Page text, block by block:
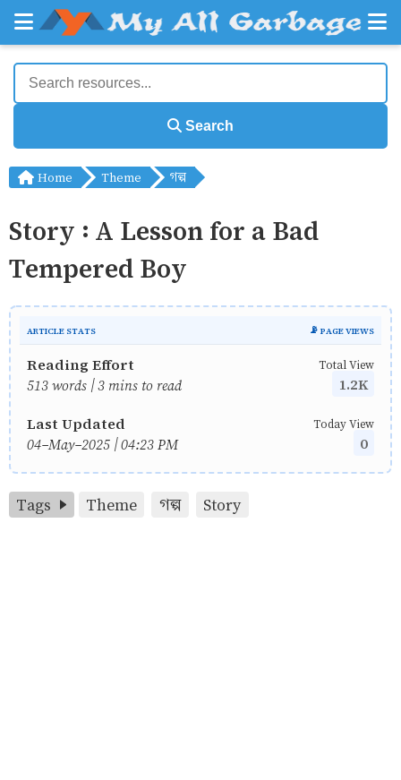
Search
Home Theme গল্প
Story : A Lesson for a Bad
Tempered Boy
ARTICLE STATS 📡 PAGE VIEWS
Reading Effort
513 words | 3 mins to read
Total View
1.2K
Last Updated
04-May-2025 | 04:23 PM
Today View
0
Tags Theme গল্প Story